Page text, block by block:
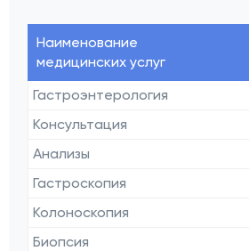
Наименование
медицинских услуг
Гастроэнтерология
Консультация
Анализы
Гастроскопия
Колоноскопия
Биопсия